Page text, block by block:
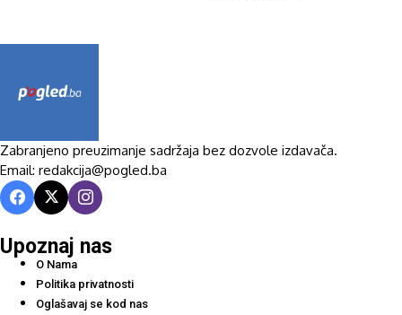
Zabranjeno preuzimanje sadržaja bez dozvole izdavača.
Email: redakcija@pogled.ba
Upoznaj nas
O Nama
Politika privatnosti
Oglašavaj se kod nas